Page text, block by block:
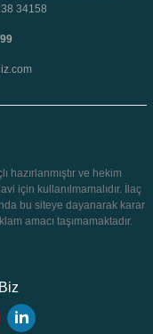
34158
hazırlanmıştır ve hekim
için kullanılmamalıdır. İlaç
bu siteye dayanarak karar
amacı taşımamaktadır.